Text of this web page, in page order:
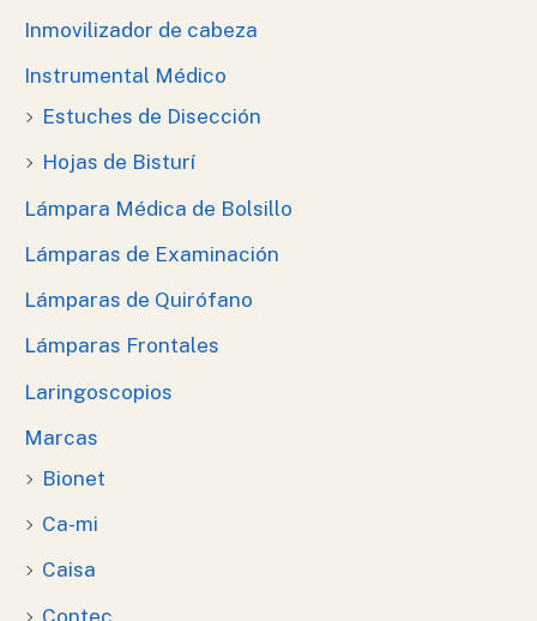
Inmovilizador de cabeza
Instrumental Médico
Estuches de Disección
Hojas de Bisturí
Lámpara Médica de Bolsillo
Lámparas de Examinación
Lámparas de Quirófano
Lámparas Frontales
Laringoscopios
Marcas
Bionet
Ca-mi
Caisa
Contec